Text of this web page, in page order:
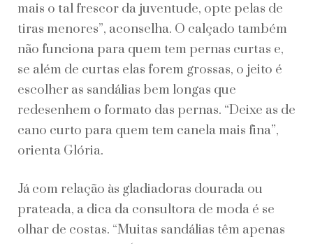
mais o tal frescor da juventude, opte pelas de
tiras menores”, aconselha. O calçado também
não funciona para quem tem pernas curtas e,
se além de curtas elas forem grossas, o jeito é
escolher as sandálias bem longas que
redesenhem o formato das pernas. “Deixe as de
cano curto para quem tem canela mais fina”,
orienta Glória.
Já com relação às gladiadoras dourada ou
prateada, a dica da consultora de moda é se
olhar de costas. “Muitas sandálias têm apenas